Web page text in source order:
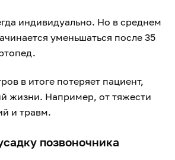
индивидуально. Но в среднем
уменьшаться после 35
в итоге потеряет пациент,
жизни. Например, от тяжести
и травм.
позвоночника